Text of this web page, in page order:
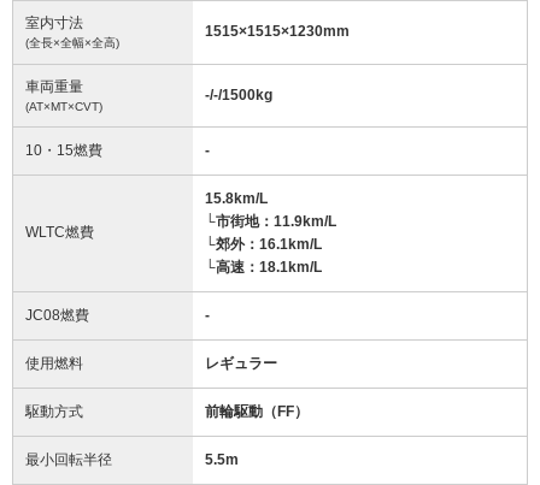
室内寸法
(全長×全幅×全高)
1515×1515×1230mm
車両重量
(AT×MT×CVT)
-/-/1500kg
10・15燃費 -
WLTC燃費
15.8km/L
└市街地：11.9km/L
└郊外：16.1km/L
└高速：18.1km/L
JC08燃費 -
使用燃料 レギュラー
駆動方式 前輪駆動（FF）
最小回転半径 5.5m